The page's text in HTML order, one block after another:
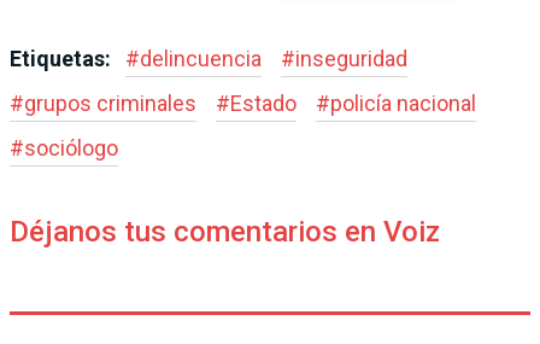
Etiquetas: #delincuencia #inseguridad
#grupos criminales #Estado #policía nacional
#sociólogo
Déjanos tus comentarios en Voiz